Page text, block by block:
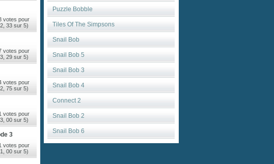
votes pour
2, 33 sur 5)
votes pour
3, 29 sur 5)
votes pour
2, 75 sur 5)
votes pour
3, 00 sur 5)
3
votes pour
1, 00 sur 5)
Puzzle Bobble
Tiles Of The Simpsons
Snail Bob
Snail Bob 5
Snail Bob 3
Snail Bob 4
Connect 2
Snail Bob 2
Snail Bob 6